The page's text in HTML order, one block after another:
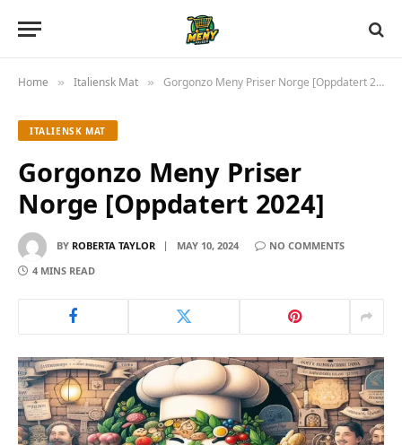
Home » Italiensk Mat » Gorgonzo Meny Priser Norge [Oppdatert 2024]
ITALIENSK MAT
Gorgonzo Meny Priser
Norge [Oppdatert 2024]
BY ROBERTA TAYLOR MAY 10, 2024
NO COMMENTS
4 MINS READ